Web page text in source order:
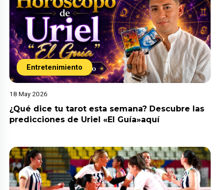
Entretenimiento
18 May 2026
¿Qué dice tu tarot esta semana? Descubre las
predicciones de Uriel «El Guía»aquí